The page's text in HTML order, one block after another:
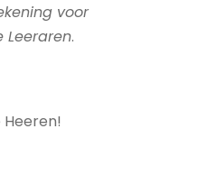
voor
Leeraren.